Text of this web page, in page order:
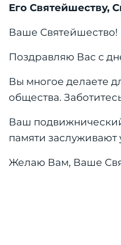
Его Святейшеству,
Ваше Святейшество!
Поздравляю Вас с
Вы многое делаете
общества.
Ваш
памяти заслуживают
Желаю Вам, Ваше